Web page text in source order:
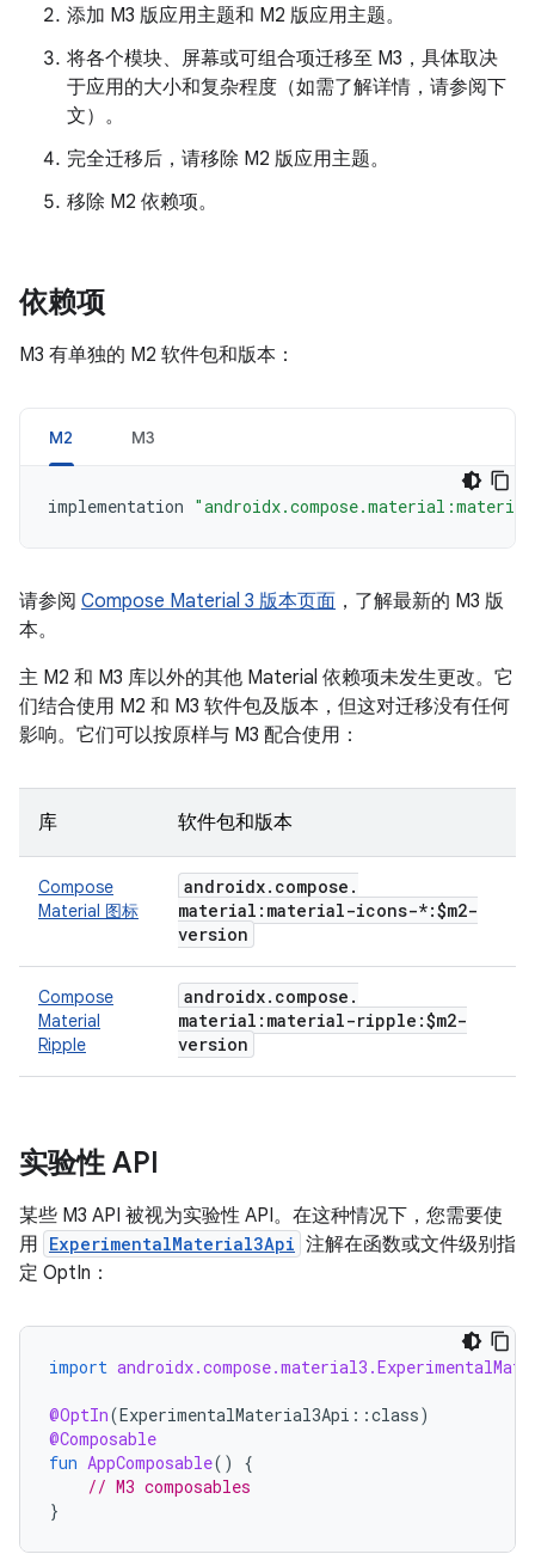
添加 M3 版应用主题和 M2 版应用主题。
将各个模块、屏幕或可组合项迁移至 M3，具体取决
于应用的大小和复杂程度（如需了解详情，请参阅下
文）。
完全迁移后，请移除 M2 版应用主题。
移除 M2 依赖项。
依赖项
M3 有单独的 M2 软件包和版本：
M2 M3
implementation
请参阅 Compose Material 3 版本页面 ，了解最新的 M3 版
本。
主 M2 和 M3 库以外的其他 Material 依赖项未发生更改。它
们结合使用 M2 和 M3 软件包及版本，但这对迁移没有任何
影响。它们可以按原样与 M3 配合使用：
库 软件包和版本
Compose
Material 图标
androidx. compose .
material:material-icons-*:$m2-
version
Compose
Material
Ripple
androidx. compose .
material:material-ripple:$m2-
version
实验性 API
某些 M3 API 被视为实验性 API。在这种情况下，您需要使
用 ExperimentalMaterial3Api 注解在函数或文件级别指
定 OptIn：
import
@OptIn(ExperimentalMaterial3Api ::class)
@Composable
fun AppComposable()
{
// M3 composables
}